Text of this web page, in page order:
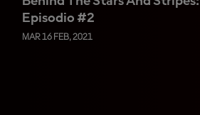
Episodio #2
MAR 16 FEB, 2021